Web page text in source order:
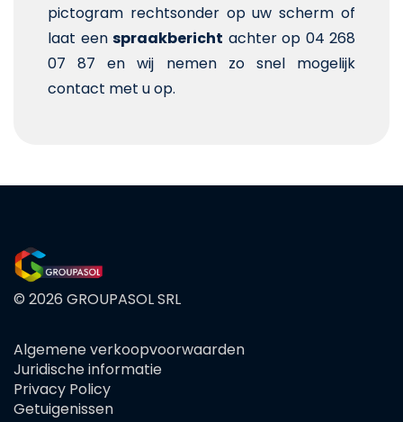
pictogram rechtsonder op uw scherm of
laat een spraakbericht achter op 04 268
07 87 en wij nemen zo snel mogelijk
contact met u op.
© 2026 GROUPASOL SRL
FOOTER
MENU
Algemene verkoopvoorwaarden
Juridische informatie
Privacy Policy
Getuigenissen